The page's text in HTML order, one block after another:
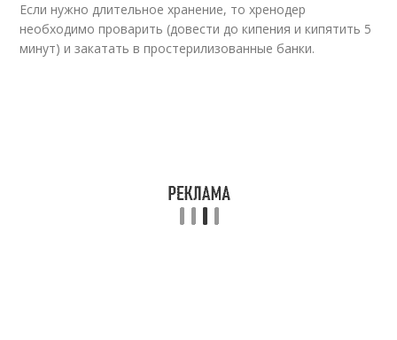
Если нужно длительное хранение, то хренодер
необходимо проварить (довести до кипения и кипятить 5
минут) и закатать в простерилизованные банки.